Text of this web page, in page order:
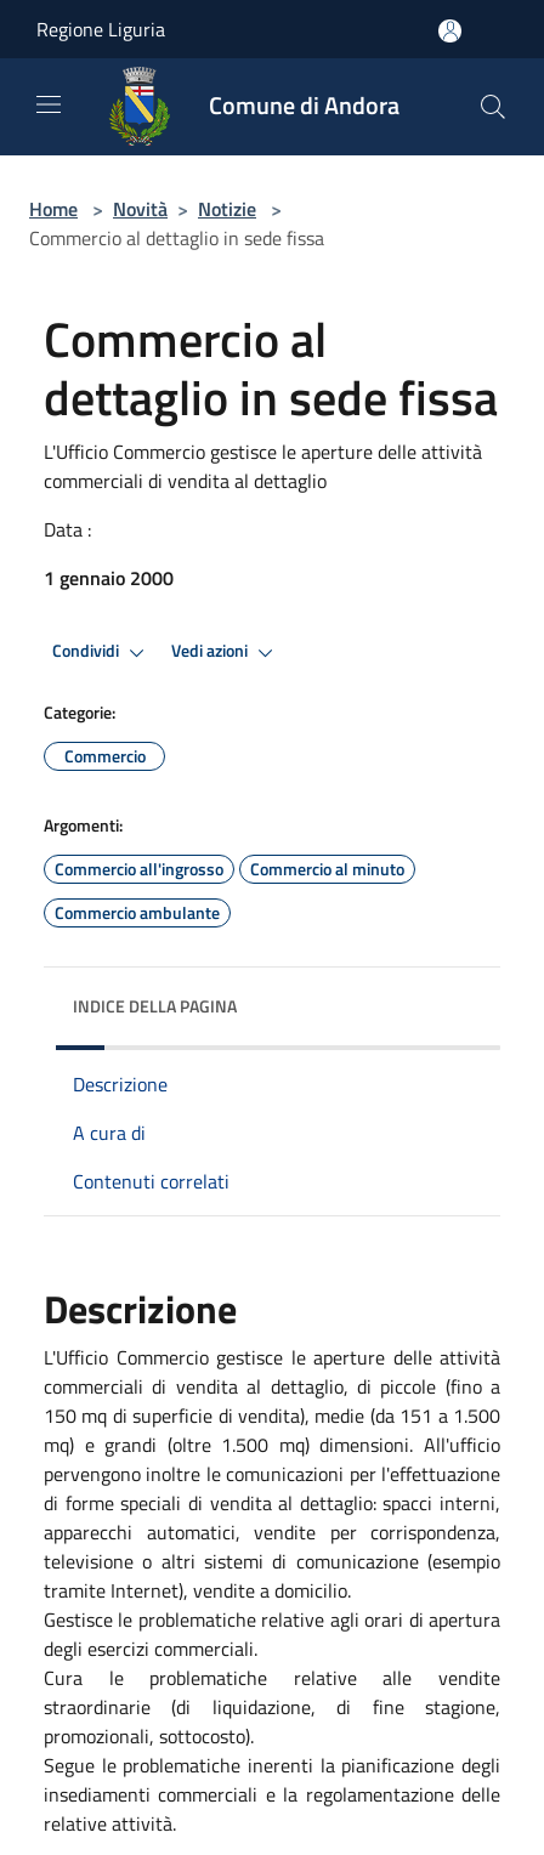
Regione Liguria
Comune di Andora
Home > Novità > Notizie >
Commercio al dettaglio in sede fissa
Commercio al
dettaglio in sede fissa
L'Ufficio Commercio gestisce le aperture delle attività
commerciali di vendita al dettaglio
Data :
1 gennaio 2000
Condividi Vedi azioni
Categorie:
Commercio
Argomenti:
Commercio all'ingrosso
Commercio al minuto
Commercio ambulante
INDICE DELLA PAGINA
Descrizione
A cura di
Contenuti correlati
Descrizione
L'Ufficio Commercio gestisce le aperture delle attività
commerciali di vendita al dettaglio, di piccole (fino a
150 mq di superficie di vendita), medie (da 151 a 1.500
mq) e grandi (oltre 1.500 mq) dimensioni. All'ufficio
pervengono inoltre le comunicazioni per l'effettuazione
di forme speciali di vendita al dettaglio: spacci interni,
apparecchi automatici, vendite per corrispondenza,
televisione o altri sistemi di comunicazione (esempio
tramite Internet), vendite a domicilio.
Gestisce le problematiche relative agli orari di apertura
degli esercizi commerciali.
Cura le problematiche relative alle vendite
straordinarie (di liquidazione, di fine stagione,
promozionali, sottocosto).
Segue le problematiche inerenti la pianificazione degli
insediamenti commerciali e la regolamentazione delle
relative attività.